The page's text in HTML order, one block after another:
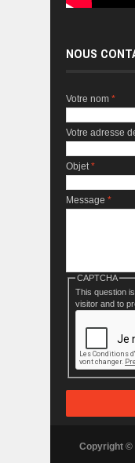
NOUS
Votre nom *
Votre adresse
Objet *
Message *
CAPTCHA
This question
visitor and to
Copyright ©